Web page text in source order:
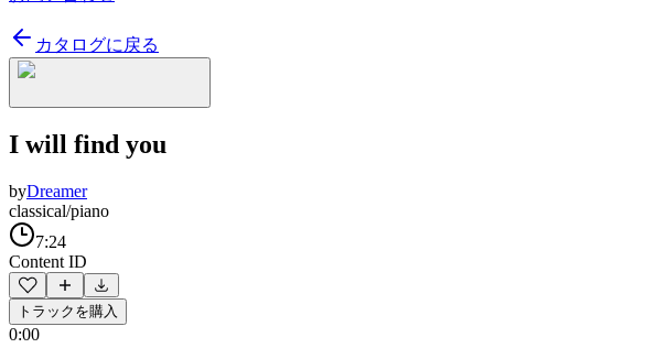
カタログに戻る
I will find you
byDreamer
classical/piano
7:24
Content ID
トラックを購入
0:00